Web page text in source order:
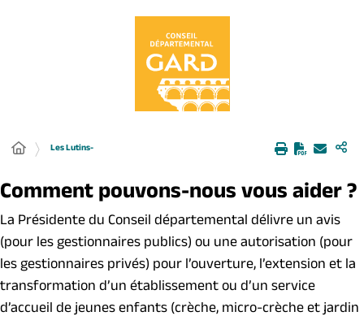
Les Lutins-
Comment pouvons-nous vous aider ?
La Présidente du Conseil départemental délivre un avis
(pour les gestionnaires publics) ou une autorisation (pour
les gestionnaires privés) pour l’ouverture, l’extension et la
transformation d’un établissement ou d’un service
d’accueil de jeunes enfants (crèche, micro-crèche et jardin